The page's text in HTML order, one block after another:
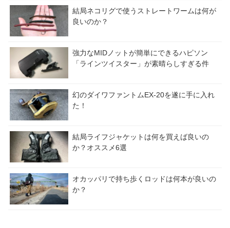
結局ネコリグで使うストレートワームは何が
良いのか？
強力なMIDノットが簡単にできるハピソン
「ラインツイスター」が素晴らしすぎる件
幻のダイワファントムEX-20を遂に手に入れ
た！
結局ライフジャケットは何を買えば良いの
か？オススメ6選
オカッパリで持ち歩くロッドは何本が良いの
か？